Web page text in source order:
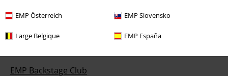
EMP Österreich EMP Slovensko
Large Belgique EMP España
Prijsvragen
Large Cadeaubonnen
EMP Backstage Club